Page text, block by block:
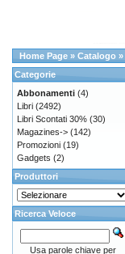
Home Page » Catalogo »
Categorie
Abbonamenti (4)
Libri (2492)
Libri Scontati 30% (30)
Magazines-> (142)
Promozioni (19)
Gadgets (2)
Produttori
Ricerca Veloce
Usa parole chiave per